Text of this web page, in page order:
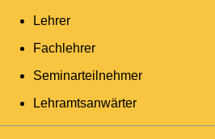
Lehrer
Fachlehrer
Seminarteilnehmer
Lehramtsanwärter